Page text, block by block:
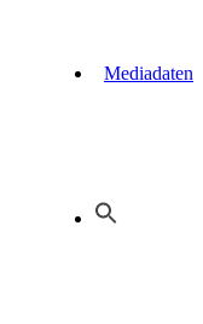
Mediadaten